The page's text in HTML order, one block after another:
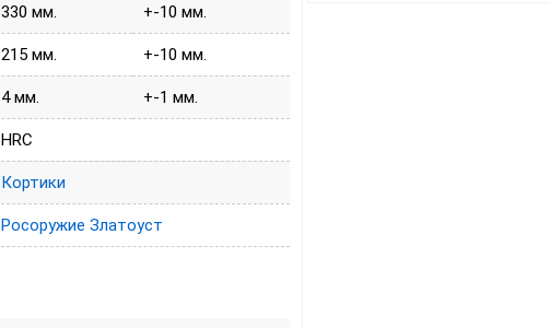
330 мм. +-10 мм.
215 мм. +-10 мм.
4 мм. +-1 мм.
HRC
Кортики
Росоружие Златоуст